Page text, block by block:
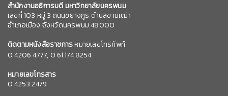
สำนักงานอธิการบดี มหาวิทยาลัยนครพนม
เลขที่ 103 หมู่ 3 ถนนชยางกูร ตำบลขามเฒ่า
อำเภอเมือง จังหวัดนครพนม 48000
ติดตามหนังสือราชการหมายเลขโทรศัพท์
04206 4777, 0 61 174 8254
หมายเลขโทรสาร
0 4253 2479